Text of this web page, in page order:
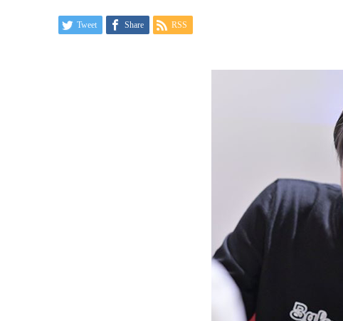
Tweet Share RSS